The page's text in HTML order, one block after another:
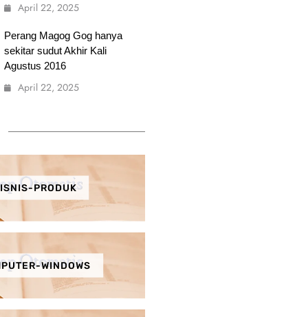
April 22, 2025
Perang Magog Gog hanya
sekitar sudut Akhir Kali
Agustus 2016
April 22, 2025
PRODUK
WINDOWS